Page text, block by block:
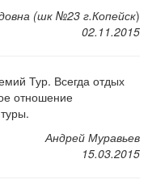
(шк №23 г.Копейск)
02.11.2015
Тур. Всегда отдых
отношение
Андрей Муравьев
15.03.2015